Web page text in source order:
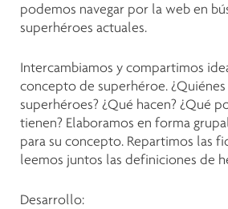
podemos navegar por la web en
superhéroes actuales.
Intercambiamos y compartimos
concepto de superhéroe.
superhéroes? ¿Qué hacen? ¿Qué
tienen? Elaboramos en forma
para su concepto. Repartimos las
leemos juntos las definiciones de
Desarrollo: